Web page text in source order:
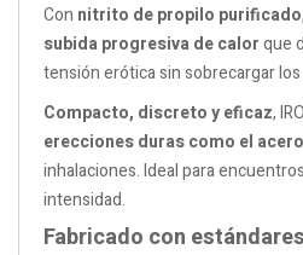
Con nitrito de propilo purificado
subida progresiva de calorque
tensión erótica sin sobrecargar
Compacto, discreto y eficaz,
erecciones duras como el acero
inhalaciones. Ideal para
intensidad.
Fabricado con